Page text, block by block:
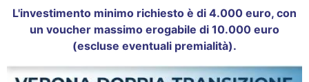
L'investimento minimo richiesto è di 4.000 euro, con
un voucher massimo erogabile di 10.000 euro
(escluse eventuali premialità).